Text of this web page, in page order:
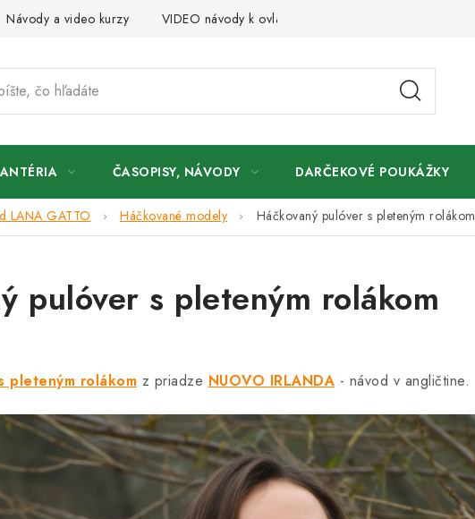
Návody a video kurzy VIDEO návody k ovládaniu e-shopu
ČASOPISY, NÁVODY DARČEKOVÉ POUKÁŽKY
LANA GATTO Háčkované modely Háčkovaný pulóver s pleteným rolákom
pulóver s pleteným rolákom
pleteným rolákom z priadze NUOVO IRLANDA - návod v angličtine.